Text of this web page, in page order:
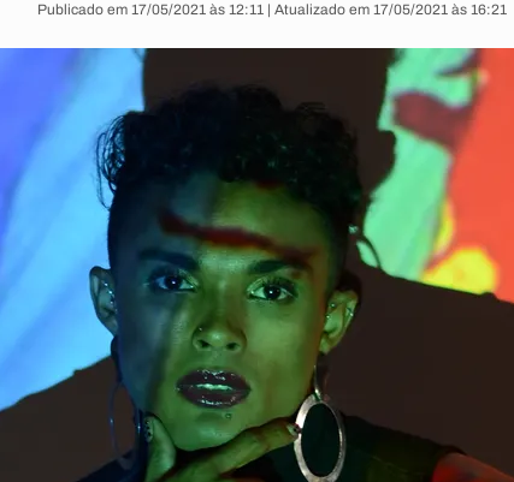
Publicado em 17/05/2021 às 12:11 | Atualizado em 17/05/2021 às 16:21